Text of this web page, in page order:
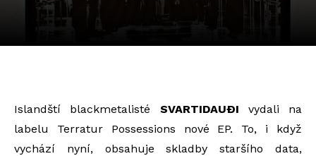
Islandští blackmetalisté SVARTIDAUÐI vydali na
labelu Terratur Possessions nové EP. To, i když
vychází nyní, obsahuje skladby staršího data,